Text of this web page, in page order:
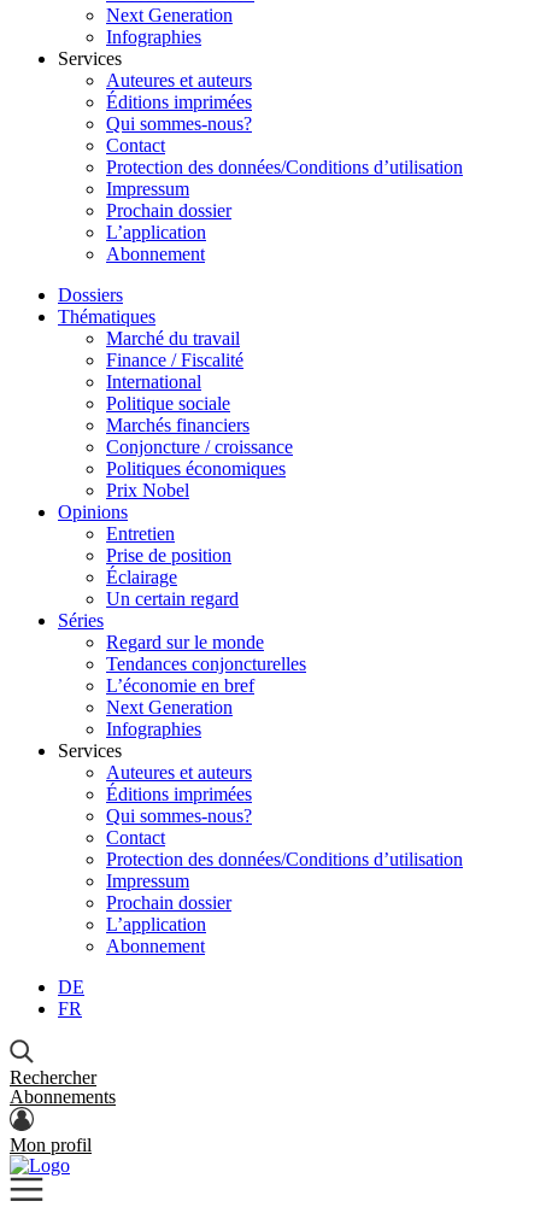
Next Generation
Infographies
Services
Auteures et auteurs
Éditions imprimées
Qui sommes-nous?
Contact
Protection des données/Conditions d’utilisation
Impressum
Prochain dossier
L’application
Abonnement
Dossiers
Thématiques
Marché du travail
Finance / Fiscalité
International
Politique sociale
Marchés financiers
Conjoncture / croissance
Politiques économiques
Prix Nobel
Opinions
Entretien
Prise de position
Éclairage
Un certain regard
Séries
Regard sur le monde
Tendances conjoncturelles
L’économie en bref
Next Generation
Infographies
Services
Auteures et auteurs
Éditions imprimées
Qui sommes-nous?
Contact
Protection des données/Conditions d’utilisation
Impressum
Prochain dossier
L’application
Abonnement
DE
FR
Rechercher
Abonnements
Mon profil